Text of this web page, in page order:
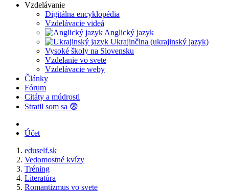
Vzdelávanie
Digitálna encyklopédia
Vzdelávacie videá
Anglický jazyk
Ukrajinčina (ukrajinský jazyk)
Vysoké školy na Slovensku
Vzdelanie vo svete
Vzdelávacie weby
Články
Fórum
Citáty a múdrosti
Stratil som sa 😨
Účet
eduself.sk
Vedomostné kvízy
Tréning
Literatúra
Romantizmus vo svete